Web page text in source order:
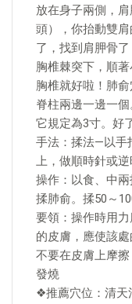
放在身子兩側，
頭），你抬動雙
了，找到肩胛骨
胸椎棘突下，順
胸椎就好啦！肺
脊柱兩邊一邊一
它規定為3寸。好
手法：揉法—以手
上，做順時針或逆
操作：以食、中
揉肺俞。揉50～
要領：操作時用
的皮膚，應使該
不要在皮膚上摩擦
發燒
❖推薦穴位：清天